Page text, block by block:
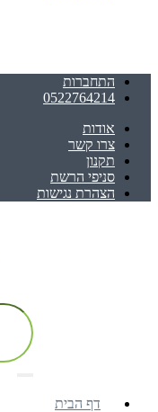
התחברות
0522764214
אודות
צרו קשר
תקנון
סניפי הרשת
הצהרת נגישות
דף הבית